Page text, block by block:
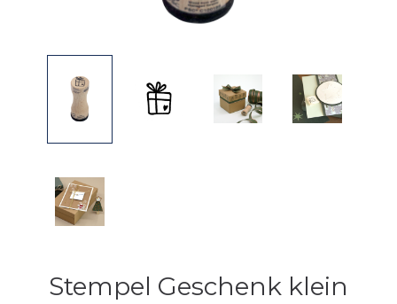
Stempel Geschenk klein